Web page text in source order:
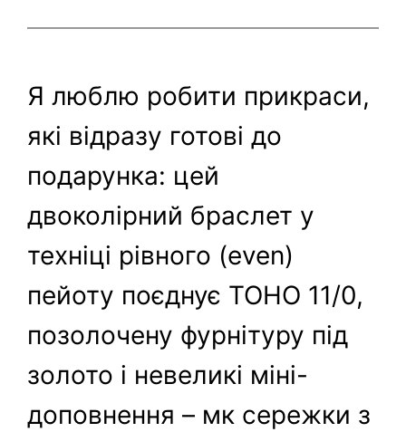
Я люблю робити прикраси,
які відразу готові до
подарунка: цей
двоколірний браслет у
техніці рівного (even)
пейоту поєднує TOHO 11/0,
позолочену фурнітуру під
золото і невеликі міні-
доповнення – мк сережки з